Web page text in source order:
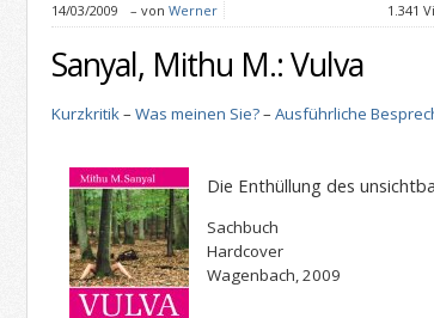
14/03/2009 – von Werner 1.341
Sanyal, Mithu M.: Vulva
Kurzkritik– Was meinen Sie?– Ausführliche
Die Enthüllung des
Sachbuch
Hardcover
Wagenbach, 2009